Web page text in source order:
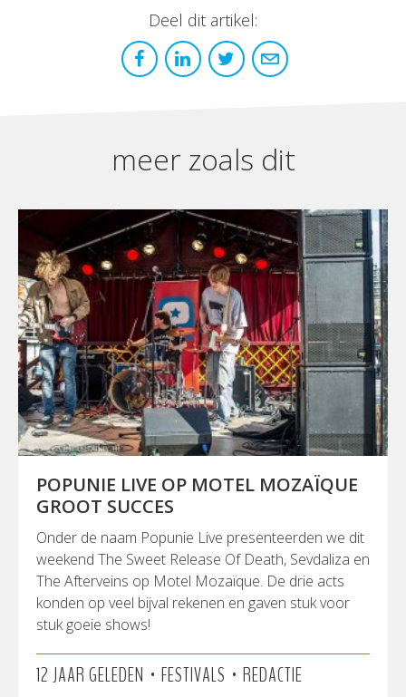
Deel dit artikel:
meer zoals dit
POPUNIE LIVE OP MOTEL MOZAÏQUE
GROOT SUCCES
Onder de naam Popunie Live presenteerden we dit
weekend The Sweet Release Of Death, Sevdaliza en
The Afterveins op Motel Mozaïque. De drie acts
konden op veel bijval rekenen en gaven stuk voor
stuk goeie shows!
12 JAAR GELEDEN • FESTIVALS • REDACTIE